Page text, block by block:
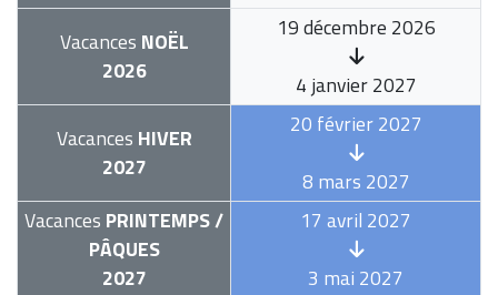
Vacances NOËL
2026
19 décembre 2026
4 janvier 2027
Vacances HIVER
2027
20 février 2027
8 mars 2027
Vacances PRINTEMPS /
PÂQUES
2027
17 avril 2027
3 mai 2027